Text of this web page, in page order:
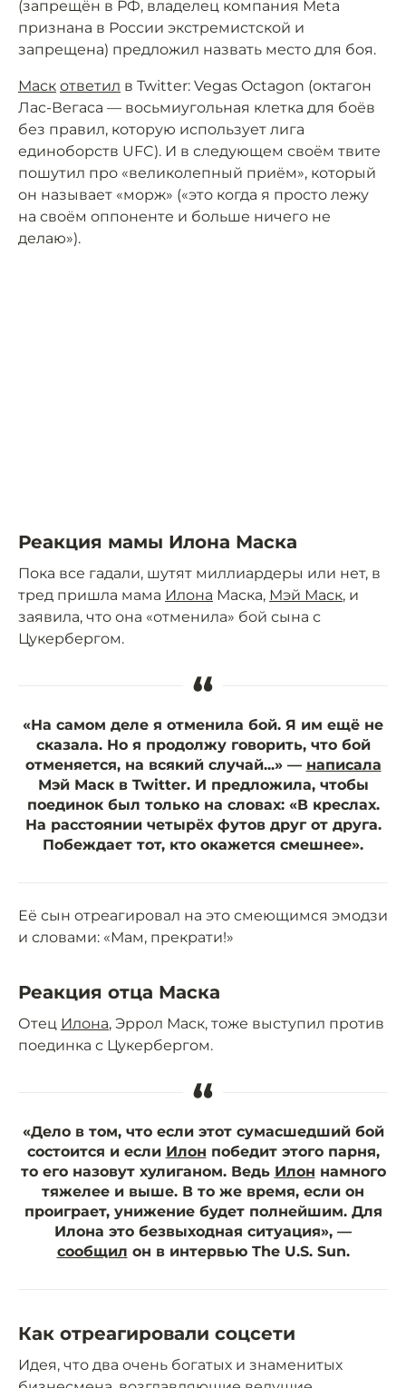
(запрещён в РФ, владелец компания Meta
признана в России экстремистской и
запрещена) предложил назвать место для боя.
Маск ответил в Twitter: Vegas Octagon (октагон
Лас-Вегаса — восьмиугольная клетка для боёв
без правил, которую использует лига
единоборств UFC). И в следующем своём твите
пошутил про «великолепный приём», который
он называет «морж» («это когда я просто лежу
на своём оппоненте и больше ничего не
делаю»).
Реакция мамы Илона Маска
Пока все гадали, шутят миллиардеры или нет, в
тред пришла мама Илона Маска, Мэй Маск, и
заявила, что она «отменила» бой сына с
Цукербергом.
“
«На самом деле я отменила бой. Я им ещё не
сказала. Но я продолжу говорить, что бой
отменяется, на всякий случай...» — написала
Мэй Маск в Twitter. И предложила, чтобы
поединок был только на словах: «В креслах.
На расстоянии четырёх футов друг от друга.
Побеждает тот, кто окажется смешнее».
Её сын отреагировал на это смеющимся эмодзи
и словами: «Мам, прекрати!»
Реакция отца Маска
Отец Илона, Эррол Маск, тоже выступил против
поединка с Цукербергом.
“
«Дело в том, что если этот сумасшедший бой
состоится и если Илон победит этого парня,
то его назовут хулиганом. Ведь Илон намного
тяжелее и выше. В то же время, если он
проиграет, унижение будет полнейшим. Для
Илона это безвыходная ситуация», —
сообщил он в интервью The U.S. Sun.
Как отреагировали соцсети
Идея, что два очень богатых и знаменитых